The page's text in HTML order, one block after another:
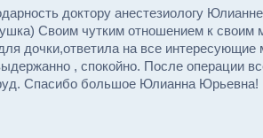
доктору анестезиологу
Своим чутким отношением к
дочки,ответила на все
, спокойно. После операции
Спасибо большое Юлианна Юрьевна!